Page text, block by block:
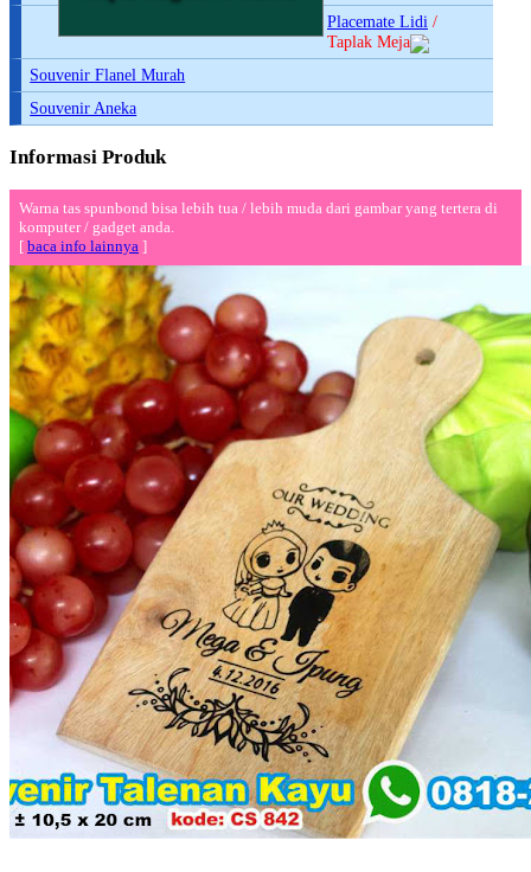
Placemate Lidi /
Taplak Meja
Souvenir Flanel Murah
Souvenir Aneka
Informasi Produk
Warna tas spunbond bisa lebih tua / lebih muda dari gambar yang tertera di
komputer / gadget anda.
[ baca info lainnya ]